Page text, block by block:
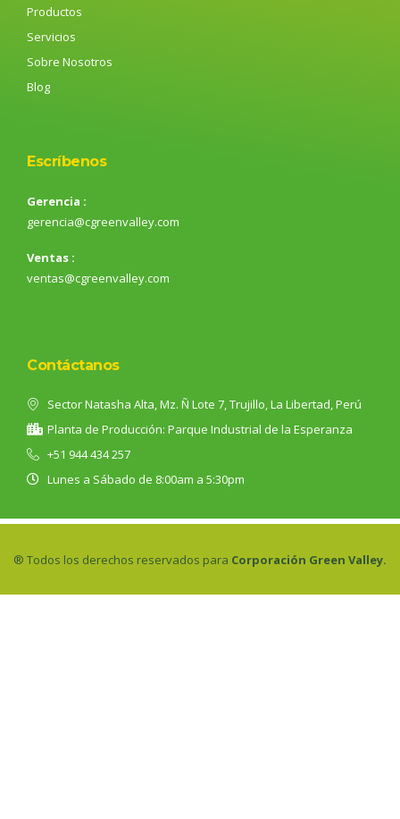
Productos
Servicios
Sobre Nosotros
Blog
Escríbenos
Gerencia :
gerencia@cgreenvalley.com
Ventas :
ventas@cgreenvalley.com
Contáctanos
Sector Natasha Alta, Mz. Ñ Lote 7, Trujillo, La Libertad, Perú
Planta de Producción: Parque Industrial de la Esperanza
+51 944 434 257
Lunes a Sábado de 8:00am a 5:30pm
® Todos los derechos reservados para Corporación Green Valley.